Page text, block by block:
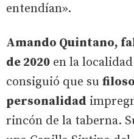
entendían».
Amando Quintano,
de 2020 en la
consiguió que su
personalidad
rincón de la taberna.